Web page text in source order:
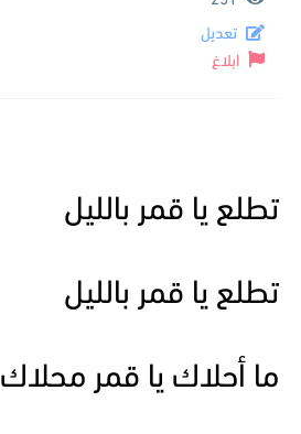
تطلع يا قمر بالليل
تطلع يا قمر بالليل
ما أحلاك يا قمر محلاك
تعديل
ابلاغ